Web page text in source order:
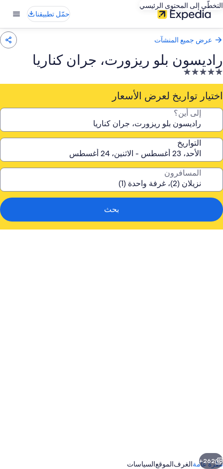
التخطّي إلى المحتوى الرئيسي
حمّل تطبيقنا
عرض جميع المنشآت
راديسون بلو ريزورت، جران كناريا
منشأة
فندقية
مصنفة
5.0
اختيار تواريخ لعرض الأسعار
إلى أين؟
التواريخ
المسافرون
بحث
التالي
262+
نظرة عامةالغرفالموقعالسياسات